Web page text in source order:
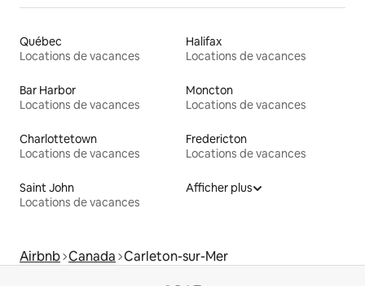
Québec
Locations de vacances
Halifax
Locations de vacances
Bar Harbor
Locations de vacances
Moncton
Locations de vacances
Charlottetown
Locations de vacances
Fredericton
Locations de vacances
Saint John
Locations de vacances
Afficher plus
Airbnb Canada Carleton-sur-Mer